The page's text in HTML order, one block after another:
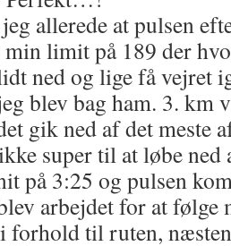
allerede at pulsen
min limit på 189 der
ned og lige få vejret
blev bag ham. 3. km
gik ned af det meste
super til at løbe
på 3:25 og pulsen
arbejdet for at følge
forhold til ruten,